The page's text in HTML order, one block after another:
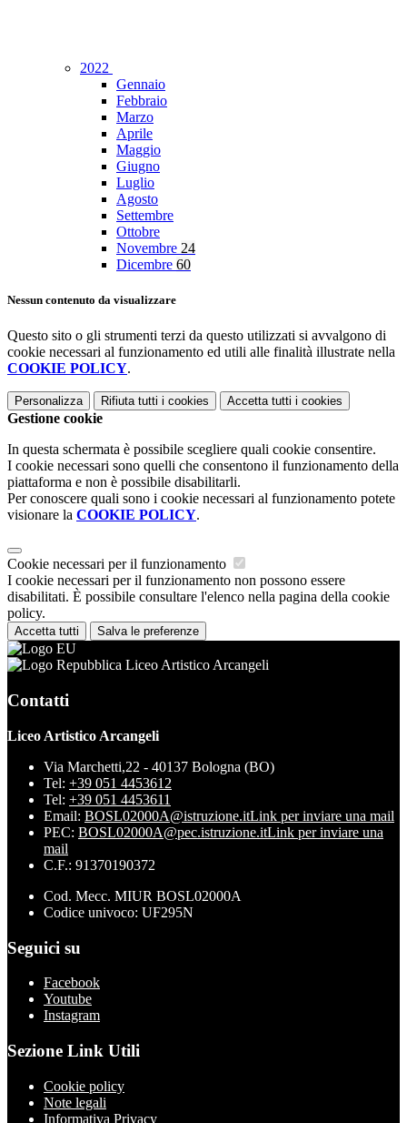
2022
Gennaio
Febbraio
Marzo
Aprile
Maggio
Giugno
Luglio
Agosto
Settembre
Ottobre
Novembre 24
Dicembre 60
Nessun contenuto da visualizzare
Questo sito o gli strumenti terzi da questo utilizzati si avvalgono di
cookie necessari al funzionamento ed utili alle finalità illustrate nella
COOKIE POLICY.
Personalizza Rifiuta tutti i cookies Accetta tutti i cookies
Gestione cookie
In questa schermata è possibile scegliere quali cookie consentire.
I cookie necessari sono quelli che consentono il funzionamento della
piattaforma e non è possibile disabilitarli.
Per conoscere quali sono i cookie necessari al funzionamento potete
visionare la COOKIE POLICY.
Cookie necessari per il funzionamento
I cookie necessari per il funzionamento non possono essere
disabilitati. È possibile consultare l'elenco nella pagina della cookie
policy.
Accetta tutti Salva le preferenze
Liceo Artistico Arcangeli
Contatti
Liceo Artistico Arcangeli
Via Marchetti,22 - 40137 Bologna (BO)
Tel: +39 051 4453612
Tel: +39 051 4453611
Email: BOSL02000A@istruzione.itLink per inviare una mail
PEC: BOSL02000A@pec.istruzione.itLink per inviare una
mail
C.F.: 91370190372
Cod. Mecc. MIUR BOSL02000A
Codice univoco: UF295N
Seguici su
Facebook
Youtube
Instagram
Sezione Link Utili
Cookie policy
Note legali
Informativa Privacy